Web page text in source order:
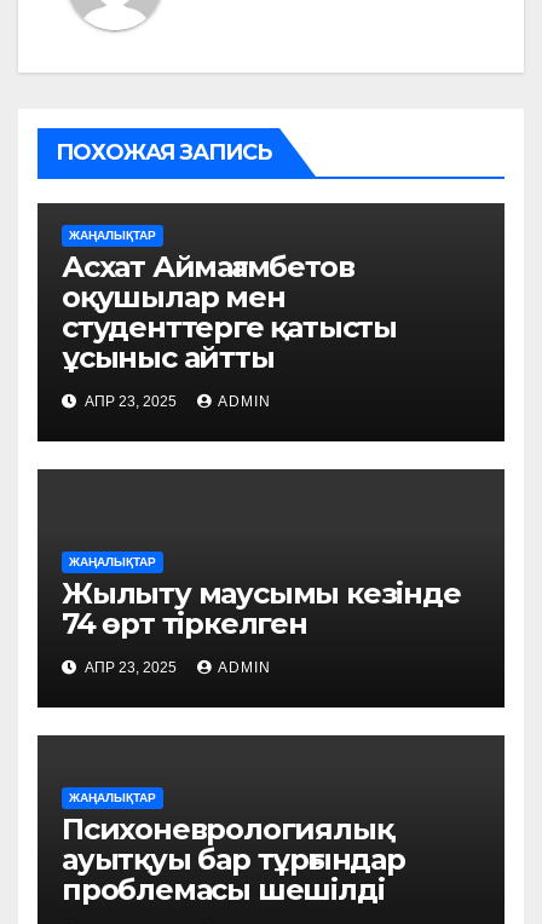
ПОХОЖАЯ ЗАПИСЬ
ЖАҢАЛЫҚТАР
Асхат Аймағамбетов
оқушылар мен
студенттерге қатысты
ұсыныс айтты
АПР 23, 2025 ADMIN
ЖАҢАЛЫҚТАР
Жылыту маусымы кезінде
74 өрт тіркелген
АПР 23, 2025 ADMIN
ЖАҢАЛЫҚТАР
Психоневрологиялық
ауытқуы бар тұрғындар
проблемасы шешілді